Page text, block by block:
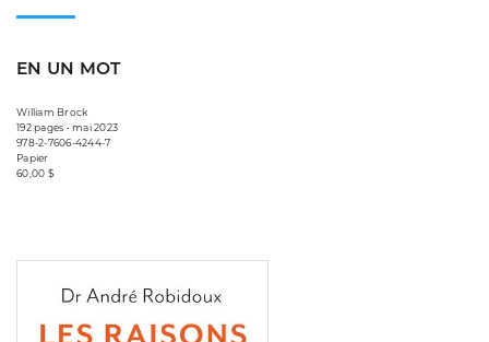
EN UN MOT
William Brock
192 pages • mai 2023
978-2-7606-4244-7
Papier
60,00 $